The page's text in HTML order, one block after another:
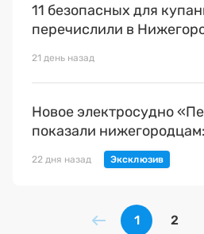
11 безопасных для
перечислили в
21 день назад
Новое электросудно
показали
22 дня назад
1 2